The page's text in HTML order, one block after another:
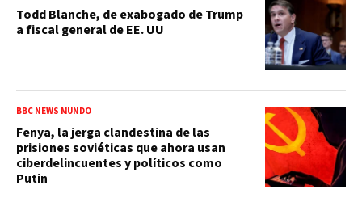
Todd Blanche, de exabogado de Trump
a fiscal general de EE. UU
BBC NEWS MUNDO
Fenya, la jerga clandestina de las
prisiones soviéticas que ahora usan
ciberdelincuentes y políticos como
Putin